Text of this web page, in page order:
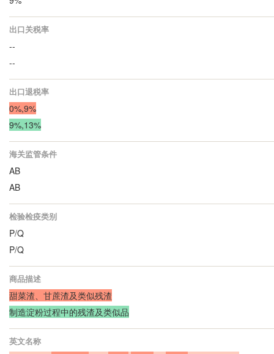
出口关税率
--
--
出口退税率
0%,9%
9%,13%
海关监管条件
AB
AB
检验检疫类别
P/Q
P/Q
商品描述
甜菜渣、甘蔗渣及类似残渣
制造淀粉过程中的残渣及类似品
英文名称